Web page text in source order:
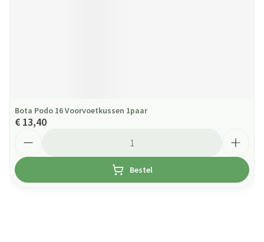
Bota Podo 16 Voorvoetkussen 1paar
€ 13,40
Bestel